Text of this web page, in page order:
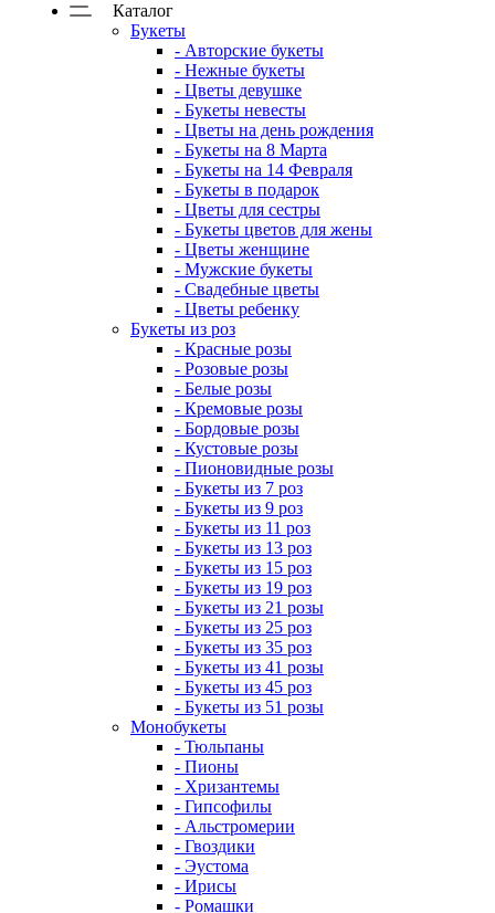
Каталог
Букеты
- Авторские букеты
- Нежные букеты
- Цветы девушке
- Букеты невесты
- Цветы на день рождения
- Букеты на 8 Марта
- Букеты на 14 Февраля
- Букеты в подарок
- Цветы для сестры
- Букеты цветов для жены
- Цветы женщине
- Мужские букеты
- Свадебные цветы
- Цветы ребенку
Букеты из роз
- Красные розы
- Розовые розы
- Белые розы
- Кремовые розы
- Бордовые розы
- Кустовые розы
- Пионовидные розы
- Букеты из 7 роз
- Букеты из 9 роз
- Букеты из 11 роз
- Букеты из 13 роз
- Букеты из 15 роз
- Букеты из 19 роз
- Букеты из 21 розы
- Букеты из 25 роз
- Букеты из 35 роз
- Букеты из 41 розы
- Букеты из 45 роз
- Букеты из 51 розы
Монобукеты
- Тюльпаны
- Пионы
- Хризантемы
- Гипсофилы
- Альстромерии
- Гвоздики
- Эустома
- Ирисы
- Ромашки